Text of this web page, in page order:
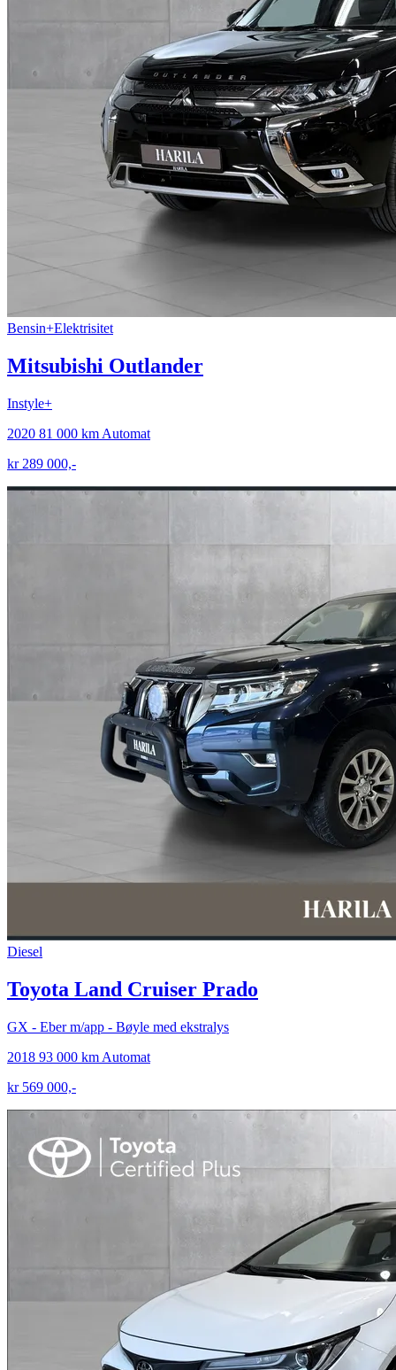
Bensin+Elektrisitet
Mitsubishi Outlander
Instyle+
2020 81 000 km Automat
kr 289 000,-
Diesel
Toyota Land Cruiser Prado
GX - Eber m/app - Bøyle med ekstralys
2018 93 000 km Automat
kr 569 000,-